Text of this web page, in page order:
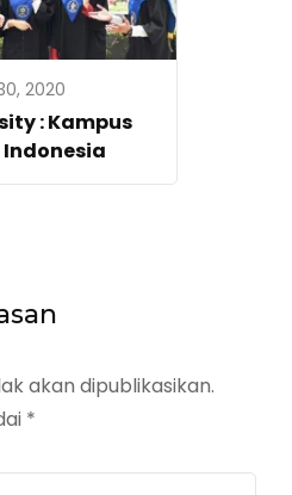
2020
: Kampus
Indonesia
akan dipublikasikan.
*